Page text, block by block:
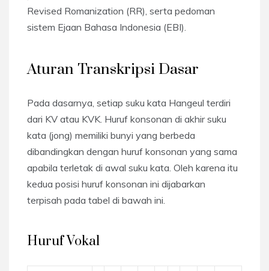
Revised Romanization (RR), serta pedoman
sistem Ejaan Bahasa Indonesia (EBI).
Aturan Transkripsi Dasar
Pada dasarnya, setiap suku kata Hangeul terdiri
dari KV atau KVK. Huruf konsonan di akhir suku
kata (jong) memiliki bunyi yang berbeda
dibandingkan dengan huruf konsonan yang sama
apabila terletak di awal suku kata. Oleh karena itu
kedua posisi huruf konsonan ini dijabarkan
terpisah pada tabel di bawah ini.
Huruf Vokal